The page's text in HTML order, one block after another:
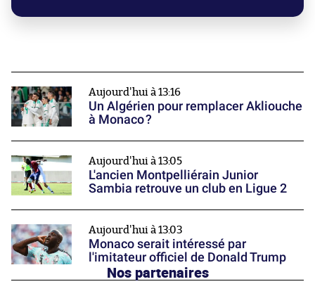
Aujourd'hui à 13:16
Un Algérien pour remplacer Akliouche
à Monaco ?
Aujourd'hui à 13:05
L'ancien Montpelliérain Junior
Sambia retrouve un club en Ligue 2
Aujourd'hui à 13:03
Monaco serait intéressé par
l'imitateur officiel de Donald Trump
Nos partenaires